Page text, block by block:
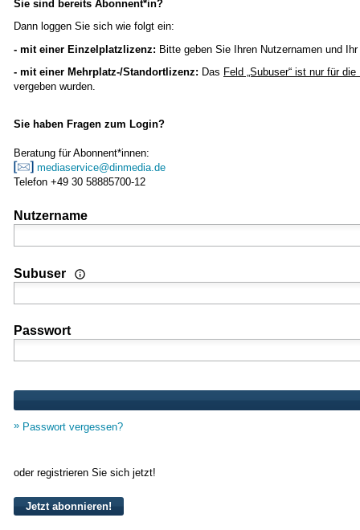
Sie sind bereits Abonnent*in?
Dann loggen Sie sich wie folgt ein:
- mit einer Einzelplatzlizenz: Bitte geben Sie Ihren Nutzernamen und
- mit einer Mehrplatz-/Standortlizenz: Das Feld „Subuser“ ist nur für die
vergeben wurden.
Sie haben Fragen zum Login?
Beratung für Abonnent*innen:
mediaservice@dinmedia.de
Telefon +49 30 58885700-12
Nutzername
Subuser Wenn Sie Nutzer einer Mehrplatz- oder Standortlizenz
Passwort
Passwort vergessen?
oder registrieren Sie sich jetzt!
Jetzt abonnieren!